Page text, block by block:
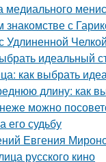
знакомстве с
Удлиненной
идеальный
как выбрать
длину: как
можно
судьбу
Евгения
русского кино